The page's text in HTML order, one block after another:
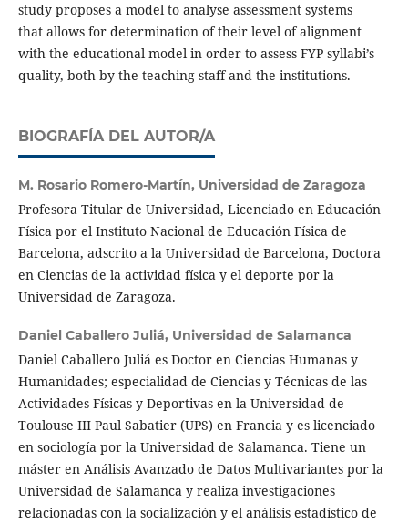
study proposes a model to analyse assessment systems
that allows for determination of their level of alignment
with the educational model in order to assess FYP syllabi’s
quality, both by the teaching staff and the institutions.
BIOGRAFÍA DEL AUTOR/A
M. Rosario Romero-Martín, Universidad de Zaragoza
Profesora Titular de Universidad, Licenciado en Educación
Física por el Instituto Nacional de Educación Física de
Barcelona, adscrito a la Universidad de Barcelona, Doctora
en Ciencias de la actividad física y el deporte por la
Universidad de Zaragoza.
Daniel Caballero Juliá, Universidad de Salamanca
Daniel Caballero Juliá es Doctor en Ciencias Humanas y
Humanidades; especialidad de Ciencias y Técnicas de las
Actividades Físicas y Deportivas en la Universidad de
Toulouse III Paul Sabatier (UPS) en Francia y es licenciado
en sociología por la Universidad de Salamanca. Tiene un
máster en Análisis Avanzado de Datos Multivariantes por la
Universidad de Salamanca y realiza investigaciones
relacionadas con la socialización y el análisis estadístico de